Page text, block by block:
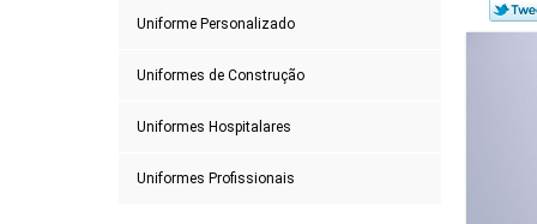
Uniforme Personalizado
Uniformes de Construção
Uniformes Hospitalares
Uniformes Profissionais